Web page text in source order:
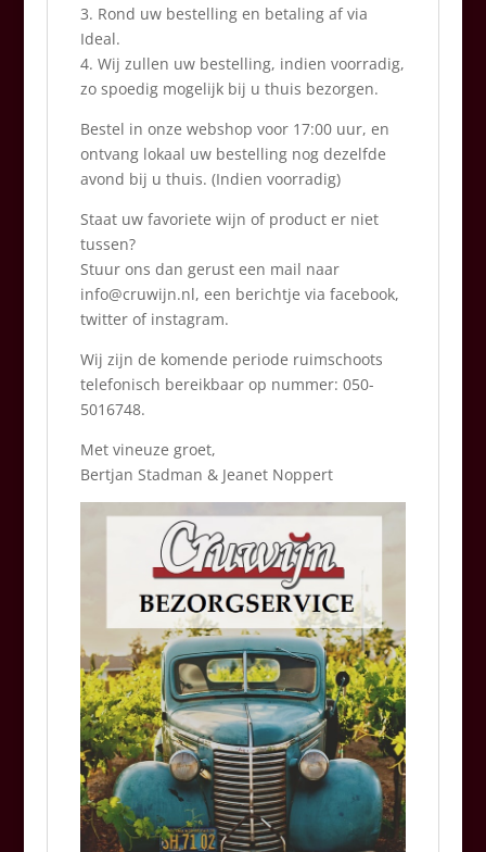
3. Rond uw bestelling en betaling af via
Ideal.
4. Wij zullen uw bestelling, indien voorradig,
zo spoedig mogelijk bij u thuis bezorgen.
Bestel in onze webshop voor 17:00 uur, en
ontvang lokaal uw bestelling nog dezelfde
avond bij u thuis. (Indien voorradig)
Staat uw favoriete wijn of product er niet
tussen?
Stuur ons dan gerust een mail naar
info@cruwijn.nl, een berichtje via facebook,
twitter of instagram.
Wij zijn de komende periode ruimschoots
telefonisch bereikbaar op nummer: 050-
5016748.
Met vineuze groet,
Bertjan Stadman & Jeanet Noppert